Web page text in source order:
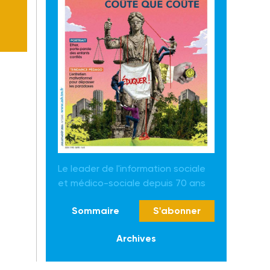
Le leader de l'information sociale
et médico-sociale depuis 70 ans
Sommaire S'abonner
Archives